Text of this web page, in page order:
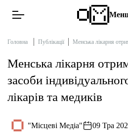
Новини
Інтерв’ю
Тексти
Головна Публікації Менська лікарня
Менська лікарня
засоби
лікарів та медиків
"Місцеві Медіа" 09 Тра